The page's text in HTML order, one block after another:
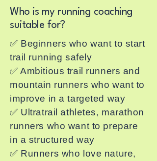
Who is my running coaching
suitable for?
✅ Beginners who want to start
trail running safely
✅ Ambitious trail runners and
mountain runners who want to
improve in a targeted way
✅ Ultratrail athletes, marathon
runners who want to prepare
in a structured way
✅ Runners who love nature,